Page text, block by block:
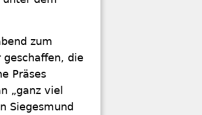
zum
geschaffen, die
Präses
„ganz viel
Siegesmund